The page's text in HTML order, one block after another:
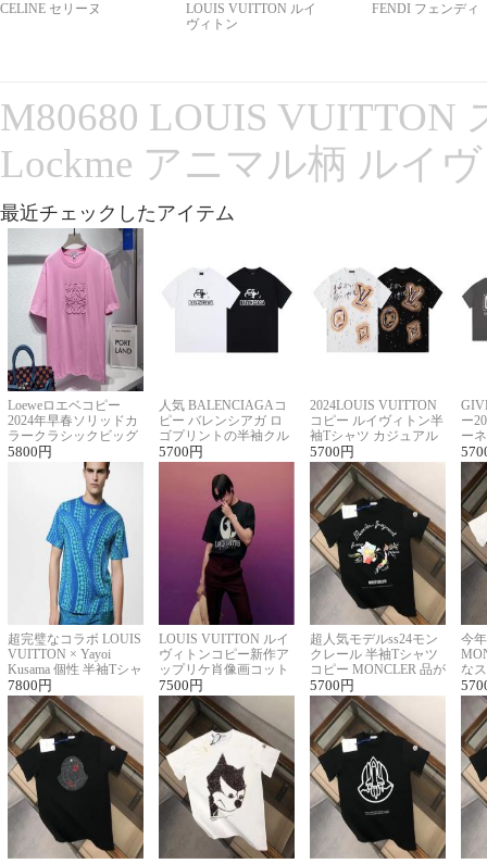
CELINE セリーヌ
LOUIS VUITTON ルイ
ヴィトン
FENDI フェンディ
M80680 LOUIS VUITTON
Lockme アニマル柄 ルイ
最近チェックしたアイテム
Loeweロエベコピー
2024年早春ソリッドカ
ラークラシックビッグ
ロゴ刺繍Tシャツ
5800 円
人気 BALENCIAGAコ
ピー バレンシアガ ロ
ゴプリントの半袖クル
ーネックTシャツ
5700 円
2024LOUIS VUITTON
コピー ルイヴィトン半
袖Tシャツ カジュアル
に馴染む 2色展開
5700 円
ー
ー
ー
超完璧なコラボ LOUIS
VUITTON × Yayoi
Kusama 個性 半袖Tシャ
ツコピー男女兼用
7800 円
LOUIS VUITTON ルイ
ヴィトンコピー新作ア
ップリケ肖像画コット
ンニット半袖Tシャツ
7500 円
超人気モデルss24モン
クレール 半袖Tシャツ
コピー MONCLER 品が
良く見た目
5700 円
今
な
ル